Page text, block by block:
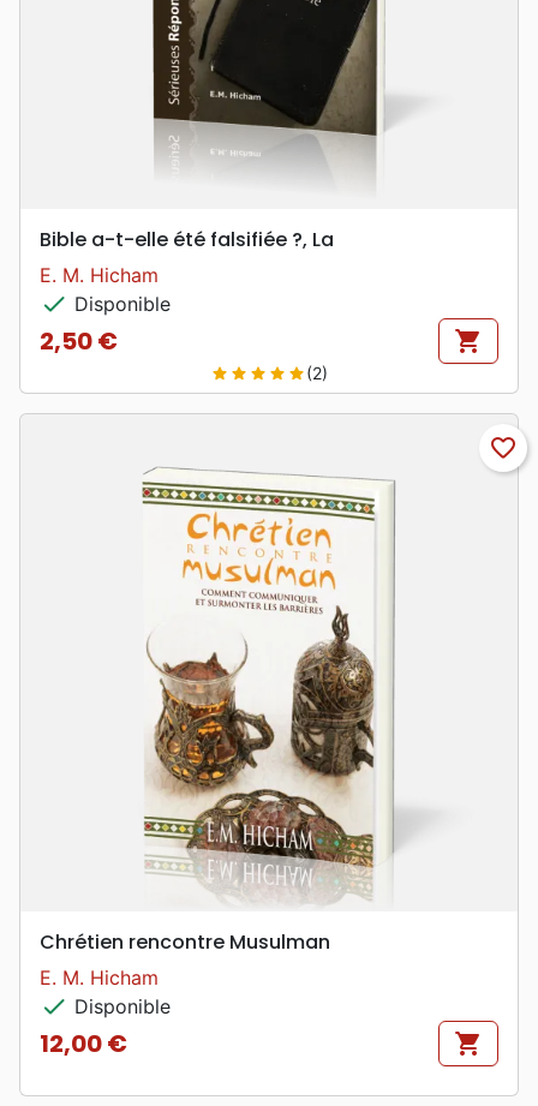
Bible a-t-elle été falsifiée ?, La
E. M. Hicham
check Disponible
Prix
2,50 € shopping_cart
star star star star star(2)
favorite_border
Chrétien rencontre Musulman
E. M. Hicham
check Disponible
Prix
12,00 € shopping_cart